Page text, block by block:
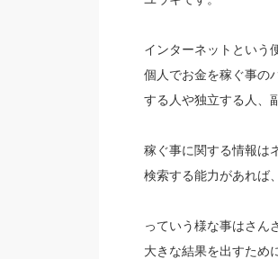
インターネットという
個人でお金を稼ぐ事の
する人や独立する人、
稼ぐ事に関する情報は
検索する能力があれば
っていう様な事はさん
大きな結果を出すため